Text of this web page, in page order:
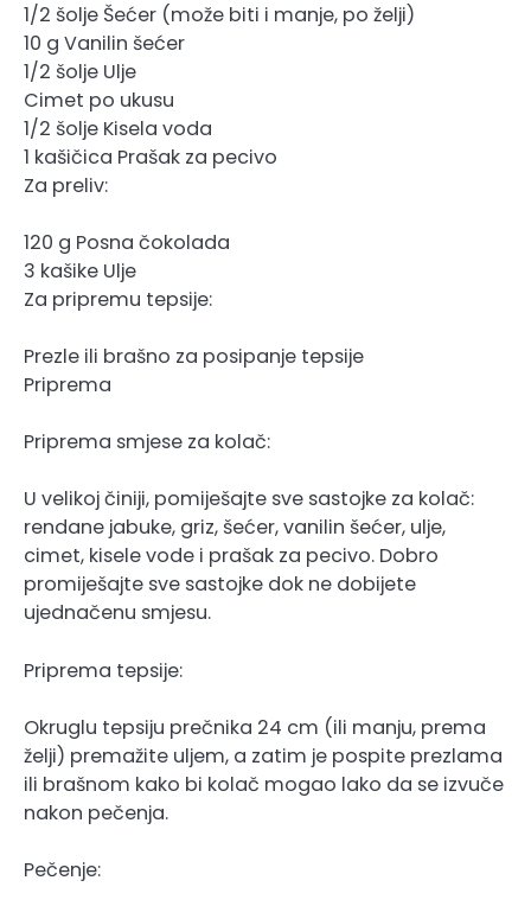
1/2 šolje Šećer (može biti i manje, po želji)
10 g Vanilin šećer
1/2 šolje Ulje
Cimet po ukusu
1/2 šolje Kisela voda
1 kašičica Prašak za pecivo
Za preliv:
120 g Posna čokolada
3 kašike Ulje
Za pripremu tepsije:
Prezle ili brašno za posipanje tepsije
Priprema
Priprema smjese za kolač:
U velikoj činiji, pomiješajte sve sastojke za kolač:
rendane jabuke, griz, šećer, vanilin šećer, ulje,
cimet, kisele vode i prašak za pecivo. Dobro
promiješajte sve sastojke dok ne dobijete
ujednačenu smjesu.
Priprema tepsije:
Okruglu tepsiju prečnika 24 cm (ili manju, prema
želji) premažite uljem, a zatim je pospite prezlama
ili brašnom kako bi kolač mogao lako da se izvuče
nakon pečenja.
Pečenje: